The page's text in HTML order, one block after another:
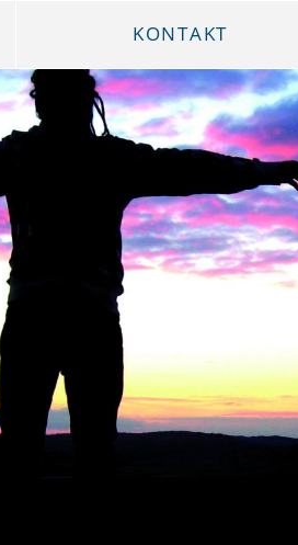
KONTAKT